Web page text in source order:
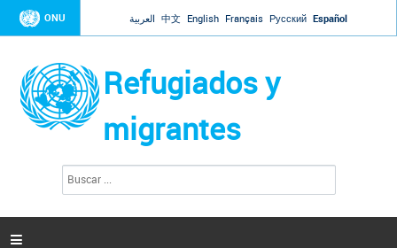
Jump to navigation
ONU العربية 中文 English Français Русский Español
Refugiados y
migrantes
s
